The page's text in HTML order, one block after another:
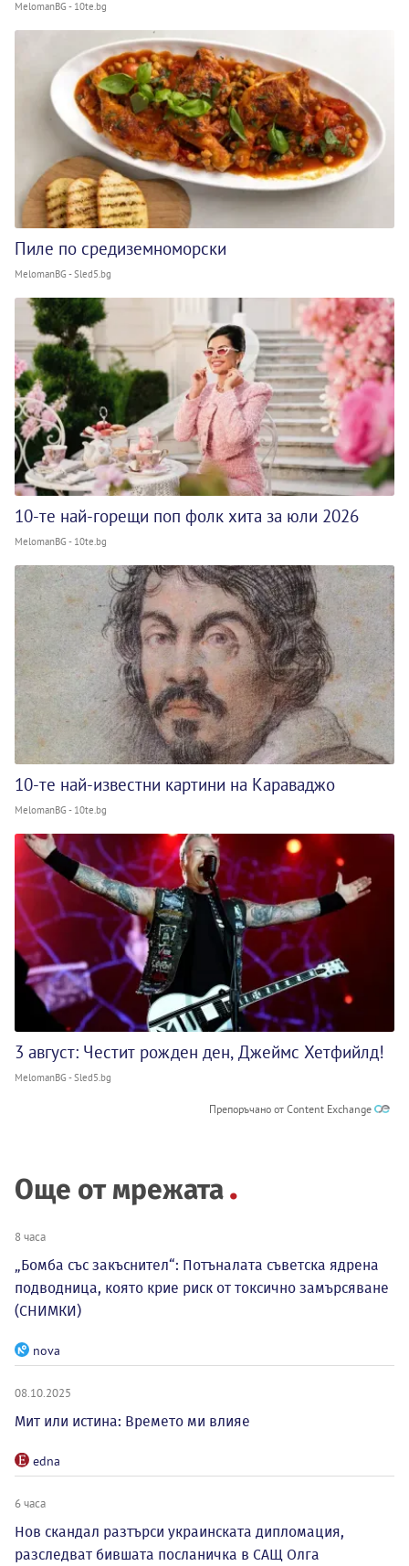
MelomanBG - 10te.bg
Пиле по средиземноморски
MelomanBG - Sled5.bg
10-те най-горещи поп фолк хита за юли 2026
MelomanBG - 10te.bg
10-те най-известни картини на Караваджо
MelomanBG - 10te.bg
3 август: Честит рожден ден, Джеймс Хетфийлд!
MelomanBG - Sled5.bg
Препоръчано от Content Exchange
Още от мрежата
8 часа
„Бомба със закъснител“: Потъналата съветска ядрена
подводница, която крие риск от токсично замърсяване
(СНИМКИ)
nova
08.10.2025
Мит или истина: Времето ми влияе
edna
6 часа
Нов скандал разтърси украинската дипломация,
разследват бившата посланичка в САЩ Олга